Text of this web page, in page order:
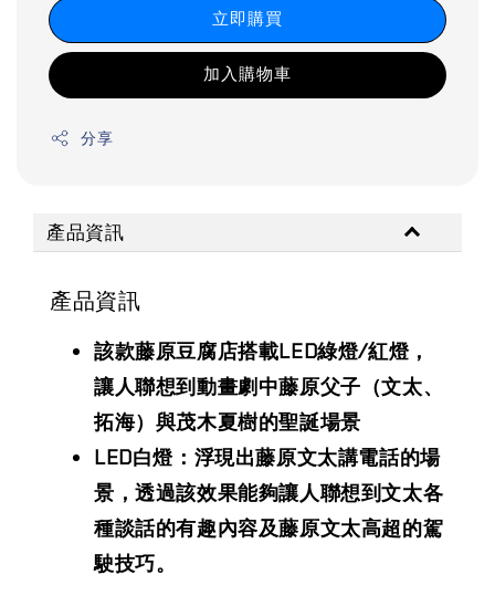
立即購買
加入購物車
分享
產品資訊
產品資訊
該款藤原豆腐店搭載LED綠燈/紅燈，
讓人聯想到動畫劇中藤原父子（文太、
拓海）與茂木夏樹的聖誕場景
LED白燈：浮現出藤原文太講電話的場
景，透過該效果能夠讓人聯想到文太各
種談話的有趣內容及藤原文太高超的駕
駛技巧。